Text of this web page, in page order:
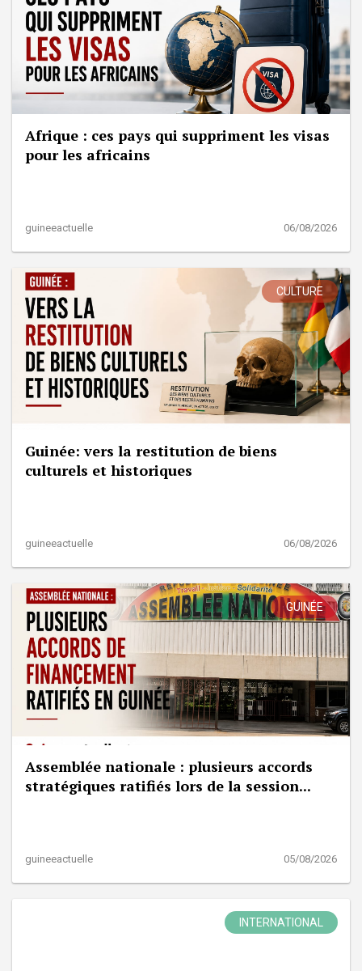
Afrique : ces pays qui suppriment les visas
pour les africains
guineeactuelle 06/08/2026
CULTURE
Guinée: vers la restitution de biens
culturels et historiques
guineeactuelle 06/08/2026
GUINÉE
Assemblée nationale : plusieurs accords
stratégiques ratifiés lors de la session...
guineeactuelle 05/08/2026
INTERNATIONAL